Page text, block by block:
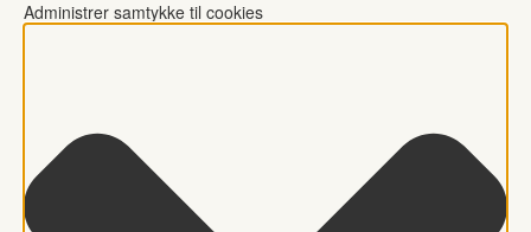
Administrer samtykke til cookies